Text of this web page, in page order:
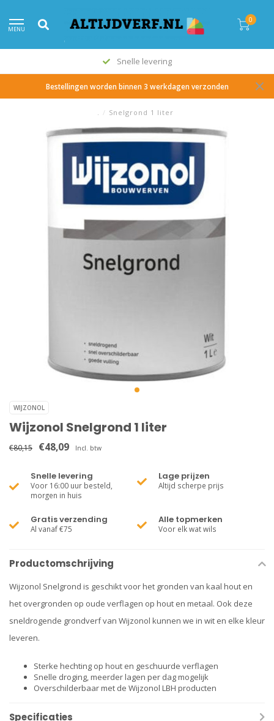
MENU
0
Snelle levering
Bestellingen worden binnen 3 werkdagen verzonden
. / Snelgrond 1 liter
WIJZONOL
Wijzonol Snelgrond 1 liter
€80,15 €48,09 Incl. btw
Snelle levering
Voor 16:00 uur besteld,
morgen in huis
Lage prijzen
Altijd scherpe prijs
Gratis verzending
Al vanaf €75
Alle topmerken
Voor elk wat wils
Productomschrijving
Wijzonol Snelgrond is geschikt voor het gronden van kaal hout en
het overgronden op oude verflagen op hout en metaal. Ook deze
sneldrogende grondverf van Wijzonol kunnen we in wit en elke kleur
leveren.
Sterke hechting op hout en geschuurde verflagen
Snelle droging, meerder lagen per dag mogelijk
Overschilderbaar met de Wijzonol LBH producten
Specificaties